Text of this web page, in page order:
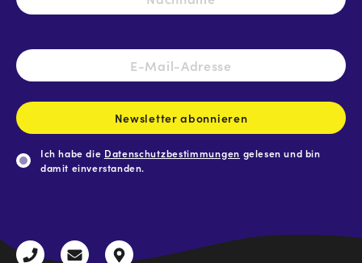
E-
Mail-
Newsletter abonnieren
Ich habe die Datenschutzbestimmungen gelesen und bin
damit einverstanden.
+43
radio@freequenns.at
Kulturhausstraße